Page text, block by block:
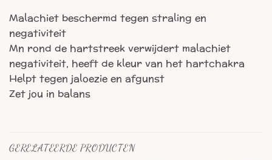
Malachiet beschermd tegen straling en
negativiteit
Mn rond de hartstreek verwijdert malachiet
negativiteit, heeft de kleur van het hartchakra
Helpt tegen jaloezie en afgunst
Zet jou in balans
GERELATEERDE PRODUCTEN